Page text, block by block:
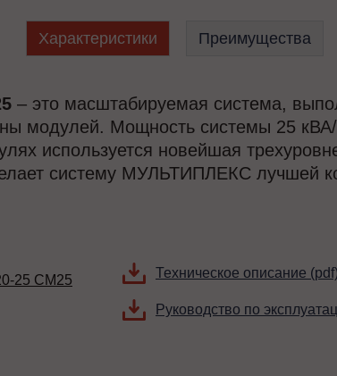
Характеристики Преимущества
– это масштабируемая система,
модулей. Мощность системы 25
используется новейшая
систему МУЛЬТИПЛЕКС лучшей
Техническое описание
Руководство по